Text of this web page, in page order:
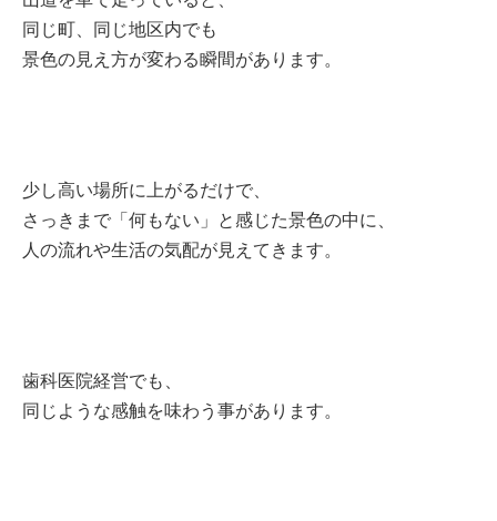
同じ町、同じ地区内でも
景色の見え方が変わる瞬間があります。
少し高い場所に上がるだけで、
さっきまで「何もない」と感じた景色の中に、
人の流れや生活の気配が見えてきます。
歯科医院経営でも、
同じような感触を味わう事があります。